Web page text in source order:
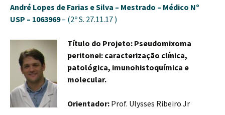
André Lopes de Farias e Silva – Mestrado – Médico Nº
USP – 1063969– (2º S. 27.11.17 )
Título do Projeto: Pseudomixoma
peritonei: caracterização clínica,
patológica, imunohistoquímica e
molecular.
Orientador: Prof. Ulysses Ribeiro Jr